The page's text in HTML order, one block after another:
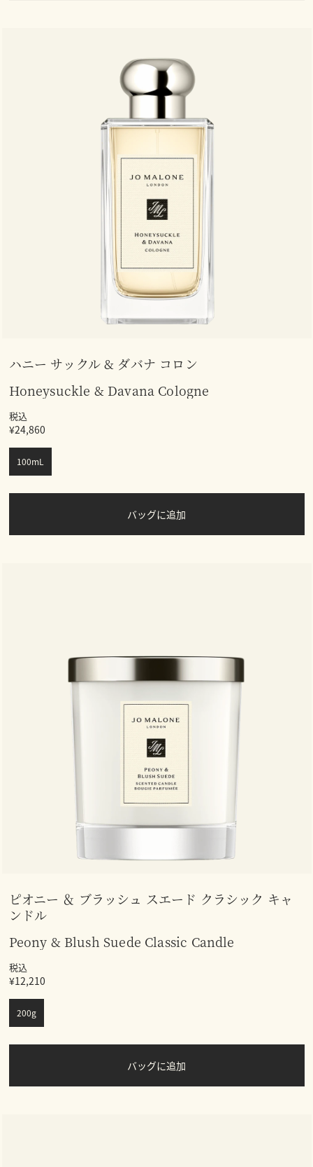
ハニー サックル & ダバナ コロン
Honeysuckle & Davana Cologne
税込
¥24,860
100mL
バッグに追加
ピオニー ＆ ブラッシュ スエード クラシック キャ
ンドル
Peony & Blush Suede Classic Candle
税込
¥12,210
200g
バッグに追加